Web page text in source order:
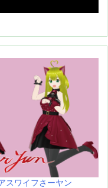
スワイフさーヤン